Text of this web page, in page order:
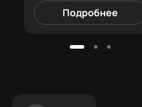
Подробнее